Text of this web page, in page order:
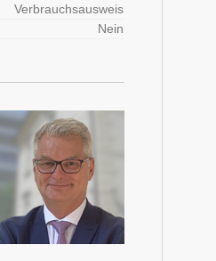
Verbrauchsausweis
Nein